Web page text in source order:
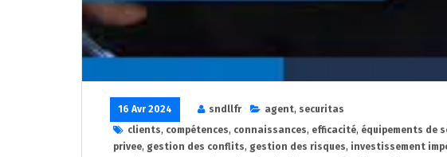
16 Avr 2024 sndllfr agent, securitas
clients, compétences, connaissances, efficacité, équipements de
privee, gestion des conflits, gestion des risques, investissement